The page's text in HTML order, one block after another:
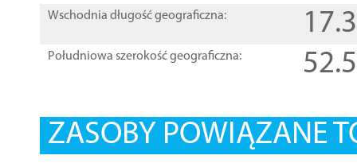
Wschodnia długość geograficzna:
Południowa szerokość geograficzna:
ZASOBY POWIĄZANE